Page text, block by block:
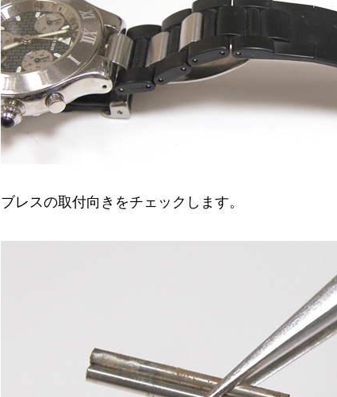
ブレスの取付向きをチェックします。